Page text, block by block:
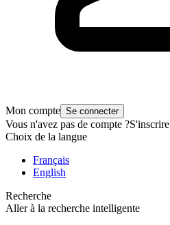
Mon compte Se connecter
Vous n'avez pas de compte ?S'inscrire
Choix de la langue
Français
English
Recherche
Aller à la recherche intelligente